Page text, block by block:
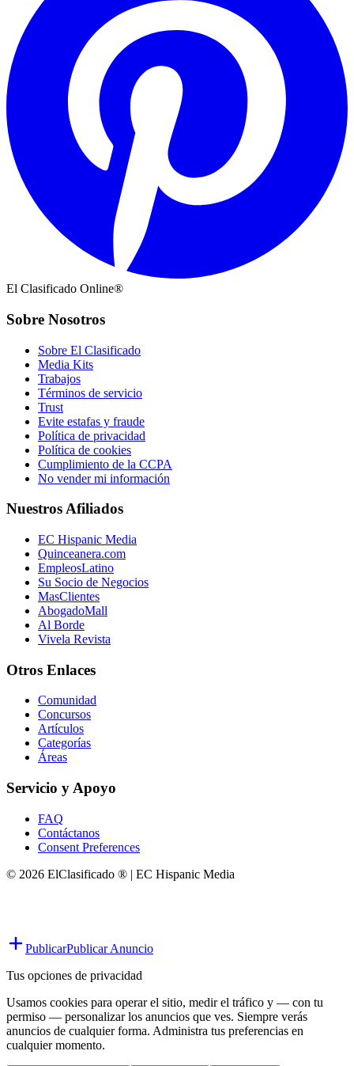
El Clasificado Online®
Sobre Nosotros
Sobre El Clasificado
Media Kits
Trabajos
Términos de servicio
Trust
Evite estafas y fraude
Política de privacidad
Política de cookies
Cumplimiento de la CCPA
No vender mi información
Nuestros Afiliados
EC Hispanic Media
Quinceanera.com
EmpleosLatino
Su Socio de Negocios
MasClientes
AbogadoMall
Al Borde
Vivela Revista
Otros Enlaces
Comunidad
Concursos
Artículos
Categorías
Áreas
Servicio y Apoyo
FAQ
Contáctanos
Consent Preferences
© 2026 ElClasificado ® | EC Hispanic Media
PublicarPublicar Anuncio
Tus opciones de privacidad
Usamos cookies para operar el sitio, medir el tráfico y — con tu
permiso — personalizar los anuncios que ves. Siempre verás
anuncios de cualquier forma. Administra tus preferencias en
cualquier momento.